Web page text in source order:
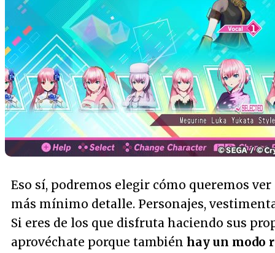
Eso sí, podremos elegir cómo queremos
más mínimo detalle. Personajes,
Si eres de los que disfruta haciendo sus
aprovéchate porque también hay un modo